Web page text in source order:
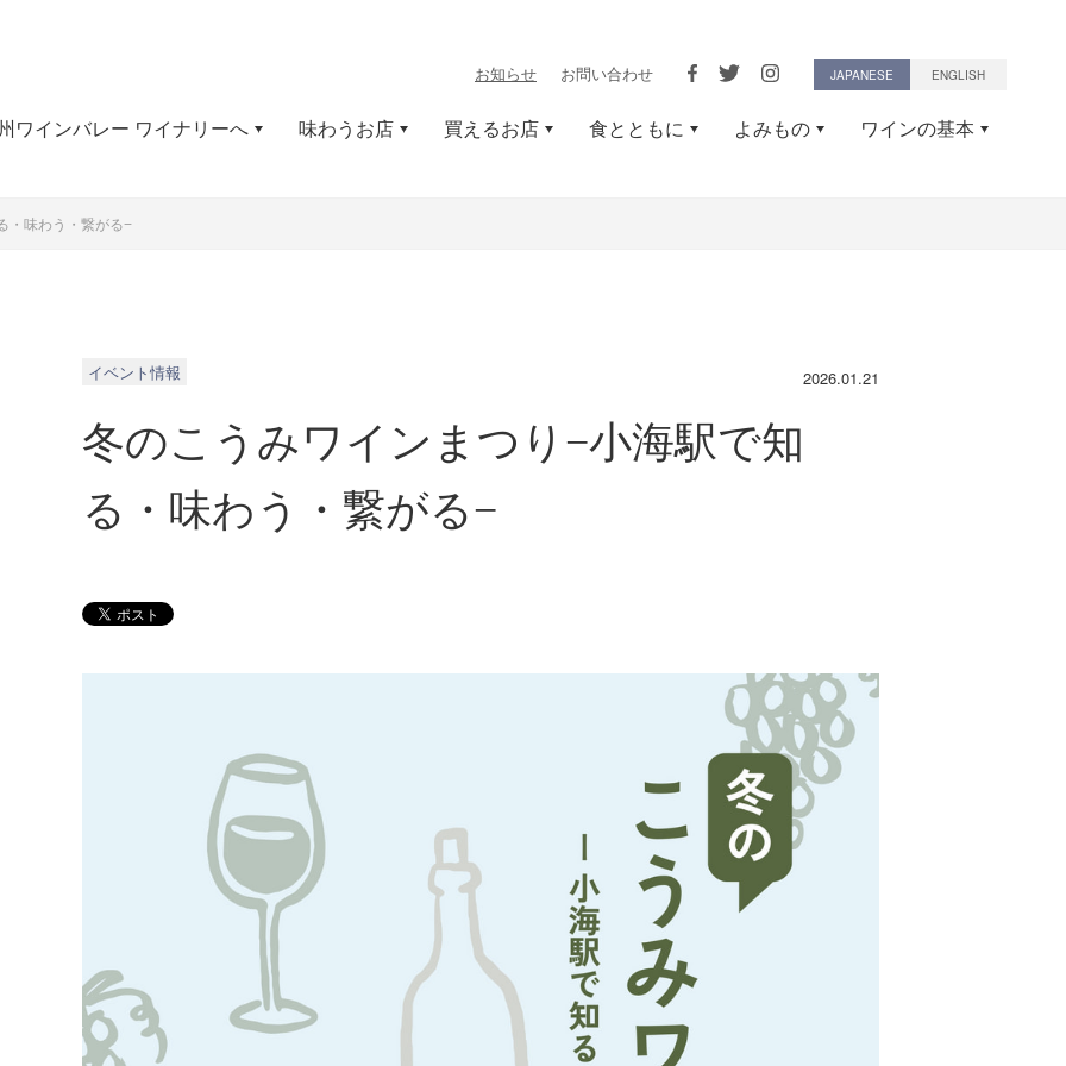
お知らせ お問い合わせ JAPANESE ENGLISH
ワインバレー ワイナリーへ 味わうお店 買えるお店 食とともに よみもの ワインの基本
・味わう・繋がる−
イベント情報 2026.01.21
冬のこうみワインまつり−小海駅で知
る・味わう・繋がる−